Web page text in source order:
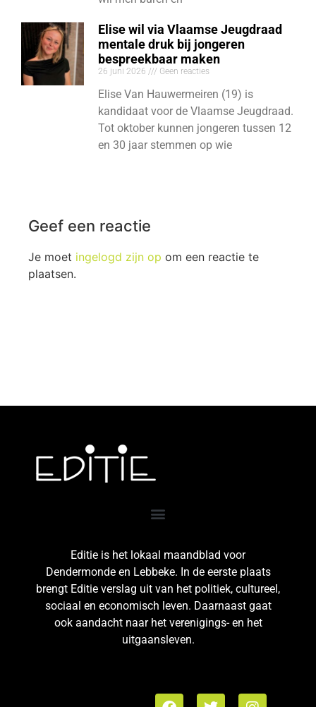
Elise wil via Vlaamse Jeugdraad
mentale druk bij jongeren
bespreekbaar maken
26 juni 2026 Geen reacties
Elise Van Hauwermeiren (19) is
kandidaat voor de Vlaamse Jeugdraad.
Tot oktober kunnen jongeren tussen 12
en 30 jaar stemmen op wie
Geef een reactie
Je moet ingelogd zijn op om een reactie te
plaatsen.
Editie is het lokaal maandblad voor
Dendermonde en Lebbeke. In de eerste plaats
brengt Editie verslag uit van het politiek, cultureel,
sociaal en economisch leven. Daarnaast gaat
ook aandacht naar het verenigings- en het
uitgaansleven.